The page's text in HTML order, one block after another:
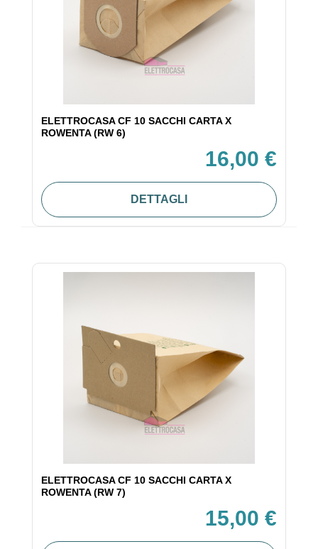
ELETTROCASA CF 10 SACCHI CARTA X
ROWENTA (RW 6)
16,00 €
DETTAGLI
ELETTROCASA CF 10 SACCHI CARTA X
ROWENTA (RW 7)
15,00 €